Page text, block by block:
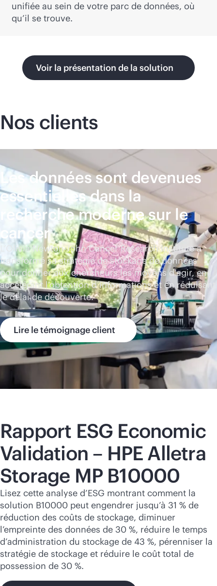
unifiée au sein de votre parc de données, où
qu’il se trouve.
Voir la présentation de la solution
Nos clients
Les données sont devenues
essentielles dans la
recherche moderne sur le
cancer
L’Olivia Newton-John Cancer Research Institute a
transformé sa stratégie de stockage de données
pour donner aux chercheurs les moyens d’agir, en
accélérant l’obtention d’informations et en réduisant
le délai de découverte.
Lire le témoignage client
Rapport ESG Economic
Validation – HPE Alletra
Storage MP B10000
Lisez cette analyse d’ESG montrant comment la
solution B10000 peut engendrer jusqu’à 31 % de
réduction des coûts de stockage, diminuer
l’empreinte des données de 30 %, réduire le temps
d’administration du stockage de 43 %, pérenniser la
stratégie de stockage et réduire le coût total de
possession de 30 %.